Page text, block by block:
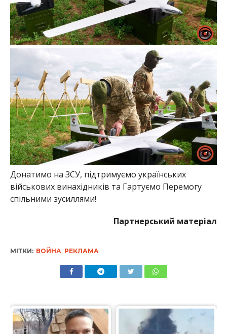
Донатимо на ЗСУ, підтримуємо українських
військових винахідників та Гартуємо Перемогу
спільними зусиллями!
Партнерський матеріал
МІТКИ: ВОЙНА РЕКЛАМА